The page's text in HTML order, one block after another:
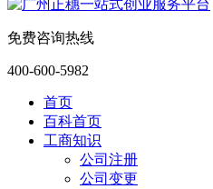
免费咨询热线
400-600-5982
首页
百科首页
工商知识
公司注册
公司变更